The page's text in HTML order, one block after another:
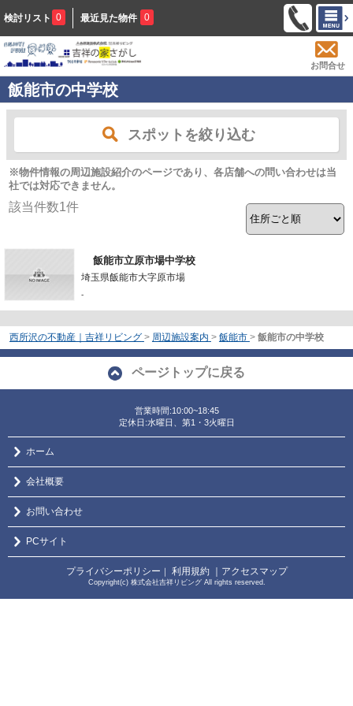
検討リスト 0 最近見た物件 0
お問合せ
飯能市の中学校
スポットを絞り込む
※物件情報の周辺施設紹介のページであり、各店舗への問い合わせは当
社では対応できません。
該当件数1件
飯能市立原市場中学校
埼玉県飯能市大字原市場
-
西所沢の不動産｜吉祥リビング > 周辺施設案内 > 飯能市 > 飯能市の中学校
ページトップに戻る
営業時間:10:00~18:45
定休日:水曜日、第1・3火曜日
ホーム
会社概要
お問い合わせ
PCサイト
プライバシーポリシー ｜ 利用規約 ｜アクセスマップ
Copyright(c) 株式会社吉祥リビング All rights reserved.